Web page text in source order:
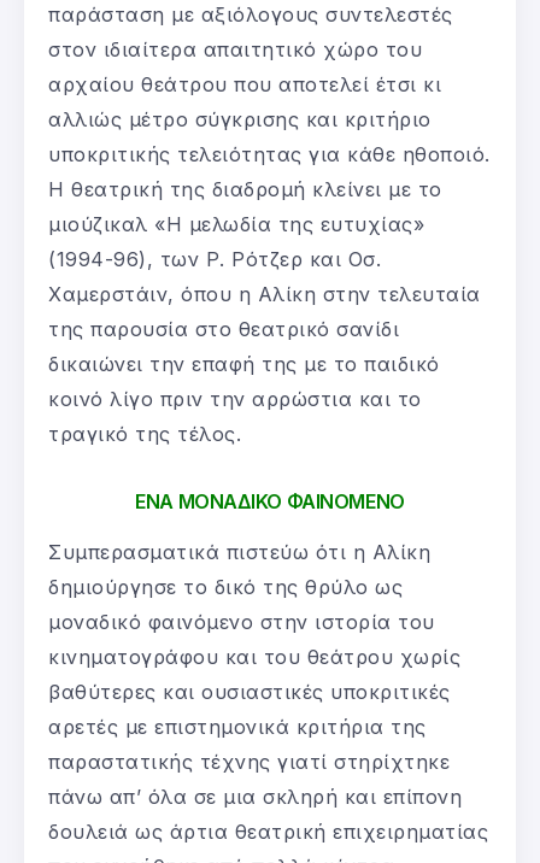
παράσταση με αξιόλογους συντελεστές
στον ιδιαίτερα απαιτητικό χώρο του
αρχαίου θεάτρου που αποτελεί έτσι κι
αλλιώς μέτρο σύγκρισης και κριτήριο
υποκριτικής τελειότητας για κάθε ηθοποιό.
Η θεατρική της διαδρομή κλείνει με το
μιούζικαλ «Η μελωδία της ευτυχίας»
(1994-96), των Ρ. Ρότζερ και Οσ.
Χαμερστάιν, όπου η Αλίκη στην τελευταία
της παρουσία στο θεατρικό σανίδι
δικαιώνει την επαφή της με το παιδικό
κοινό λίγο πριν την αρρώστια και το
τραγικό της τέλος.
ΕΝΑ ΜΟΝΑΔΙΚΟ ΦΑΙΝΟΜΕΝΟ
Συμπερασματικά πιστεύω ότι η Αλίκη
δημιούργησε το δικό της θρύλο ως
μοναδικό φαινόμενο στην ιστορία του
κινηματογράφου και του θεάτρου χωρίς
βαθύτερες και ουσιαστικές υποκριτικές
αρετές με επιστημονικά κριτήρια της
παραστατικής τέχνης γιατί στηρίχτηκε
πάνω απ’ όλα σε μια σκληρή και επίπονη
δουλειά ως άρτια θεατρική επιχειρηματίας